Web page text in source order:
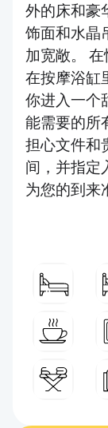
外的床和豪
饰面和水晶
加宽敞。 在
在按摩浴缸
你进入一个
能需要的所
担心文件和
间，并指定
为您的到来